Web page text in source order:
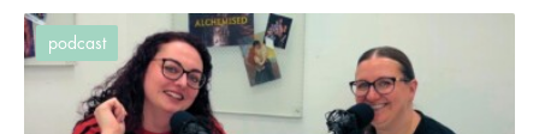
podcast